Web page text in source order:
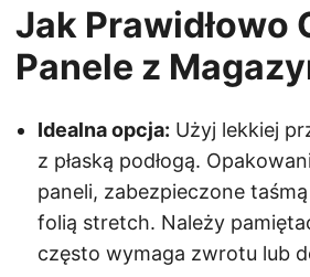
Jak Prawidłowo
Panele z
Idealna opcja: Użyj lekkiej
z płaską podłogą.
paneli, zabezpieczone
folią stretch. Należy
często wymaga zwrotu lub